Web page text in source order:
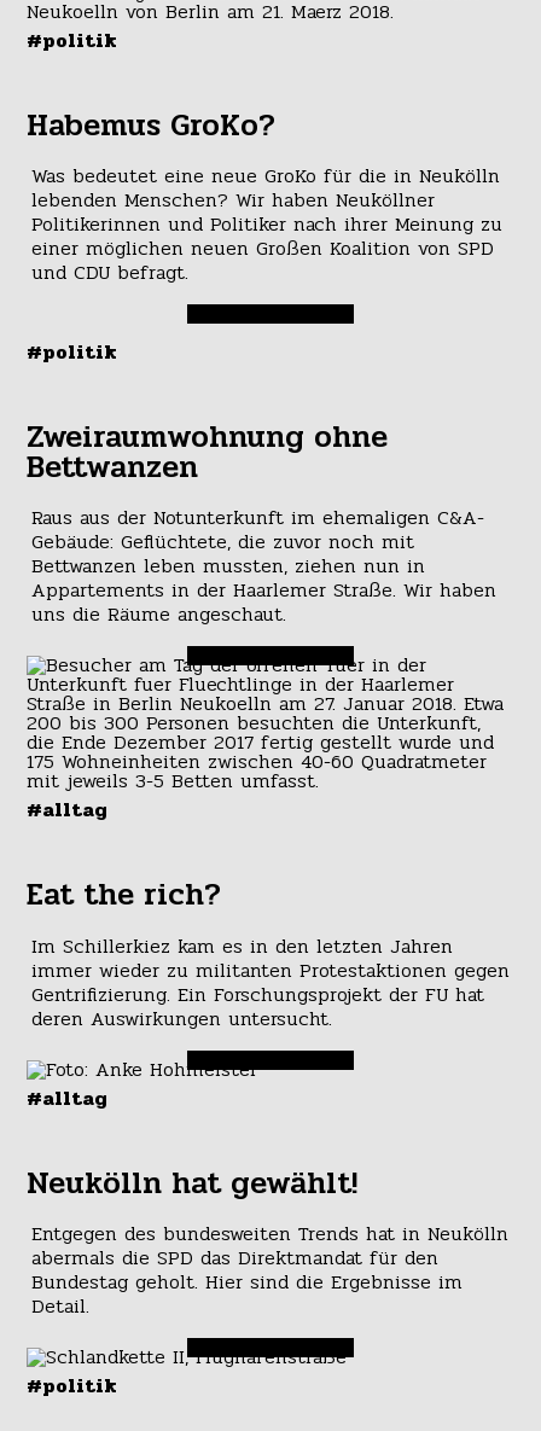
#politik
Habemus GroKo?
Was bedeutet eine neue GroKo für die in Neukölln
lebenden Menschen? Wir haben Neuköllner
Politikerinnen und Politiker nach ihrer Meinung zu
einer möglichen neuen Großen Koalition von SPD
und CDU befragt.
#politik
Zweiraumwohnung ohne
Bettwanzen
Raus aus der Notunterkunft im ehemaligen C&A-
Gebäude: Geflüchtete, die zuvor noch mit
Bettwanzen leben mussten, ziehen nun in
Appartements in der Haarlemer Straße. Wir haben
uns die Räume angeschaut.
#alltag
Eat the rich?
Im Schillerkiez kam es in den letzten Jahren
immer wieder zu militanten Protestaktionen gegen
Gentrifizierung. Ein Forschungsprojekt der FU hat
deren Auswirkungen untersucht.
#alltag
Neukölln hat gewählt!
Entgegen des bundesweiten Trends hat in Neukölln
abermals die SPD das Direktmandat für den
Bundestag geholt. Hier sind die Ergebnisse im
Detail.
#politik